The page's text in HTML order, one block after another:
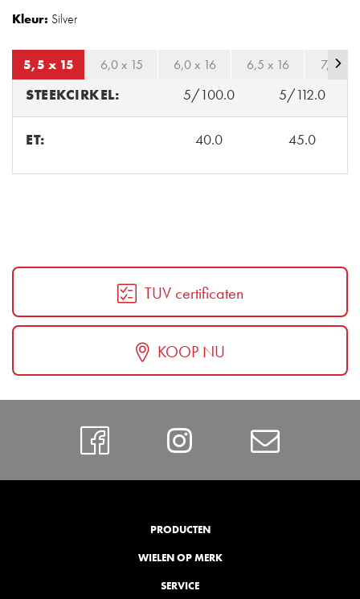
Kleur: Silver
5,5 x 15 6,0 x 15 6,0 x 16 6,5 x 16 7,0 x
STEEKCIRKEL: 5/100.0 5/112.0
ET: 40.0 45.0
TUV certificaten
KOOP NU
FacebookInstagram
PRODUCTEN
WIELEN OP MERK
SERVICE